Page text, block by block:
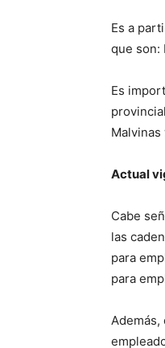
Es a
que son:
Es
Actual
Cabe
las
para
para
Además,